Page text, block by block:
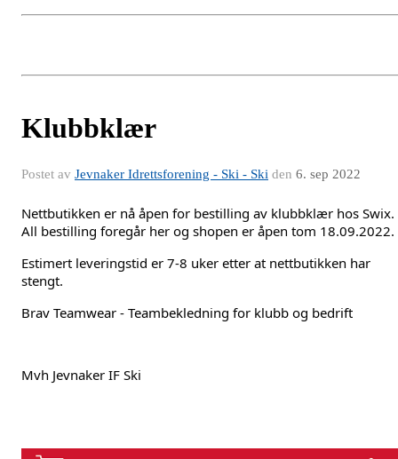
Klubbklær
Postet av Jevnaker Idrettsforening - Ski - Ski den 6. sep 2022
Nettbutikken er nå åpen for bestilling av klubbklær hos Swix.
All bestilling foregår her og shopen er åpen tom 18.09.2022.
Estimert leveringstid er 7-8 uker etter at nettbutikken har
stengt.
Brav Teamwear - Teambekledning for klubb og bedrift
Mvh Jevnaker IF Ski